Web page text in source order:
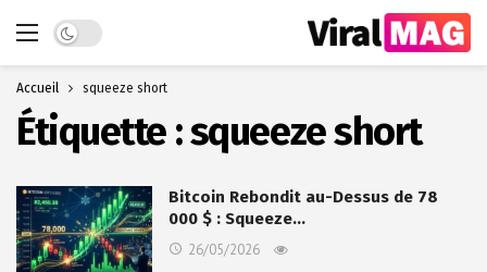
Dark mode
Accueil squeeze short
Étiquette :squeeze short
Bitcoin Rebondit au-Dessus de 78
000 $ : Squeeze…
26/05/2026